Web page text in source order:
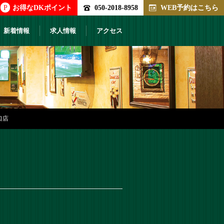
P お得なDKポイント 050-2018-8958 WEB予約はこちら
新着情報 求人情報 アクセス
店